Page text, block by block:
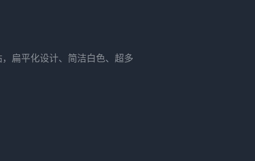
扁平化设计、简洁白色、超多